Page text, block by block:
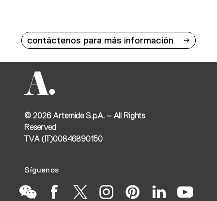
contáctenos para más información
© 2026Artemide S.p.A. – All Rights
Reserved
TVA (IT)00846890150
Síguenos